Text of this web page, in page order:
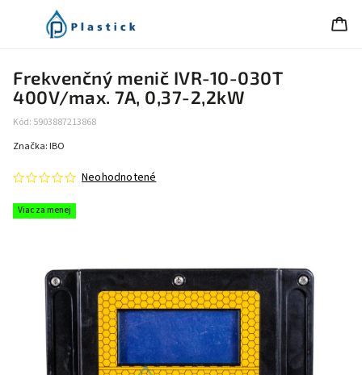
Frekvenčný menič IVR-10-030T
400V/max. 7A, 0,37-2,2kW
Kód: 5903887213868
Viac za menej
Neohodnotené
Značka: IBO